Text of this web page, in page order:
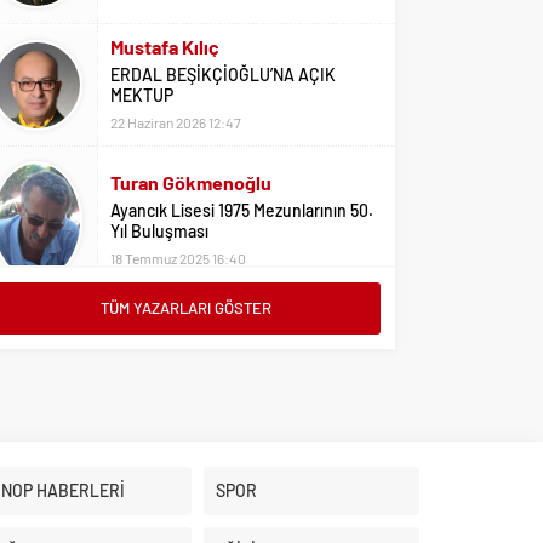
Mustafa Kılıç
ERDAL BEŞİKÇİOĞLU’NA AÇIK
MEKTUP
22 Haziran 2026 12:47
Turan Gökmenoğlu
Ayancık Lisesi 1975 Mezunlarının 50.
Yıl Buluşması
18 Temmuz 2025 16:40
Adil Yıldız
Üniversite Tercihleri İçin Öneriler
TÜM YAZARLARI GÖSTER
HABERLERİ SPOR